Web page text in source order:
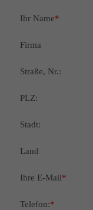
Ihr Name*
Firma
Straße, Nr.:
PLZ:
Stadt:
Land
Ihre E-Mail*
Telefon:*